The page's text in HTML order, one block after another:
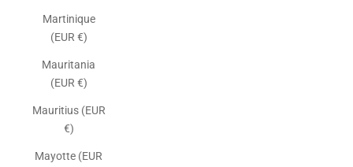
Martinique
(EUR €)
Mauritania
(EUR €)
Mauritius (EUR
€)
Mayotte (EUR